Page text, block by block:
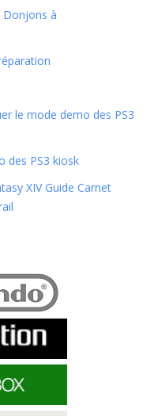
Donjons à
le mode demo des PS3
des PS3 kiosk
XIV Guide Carnet